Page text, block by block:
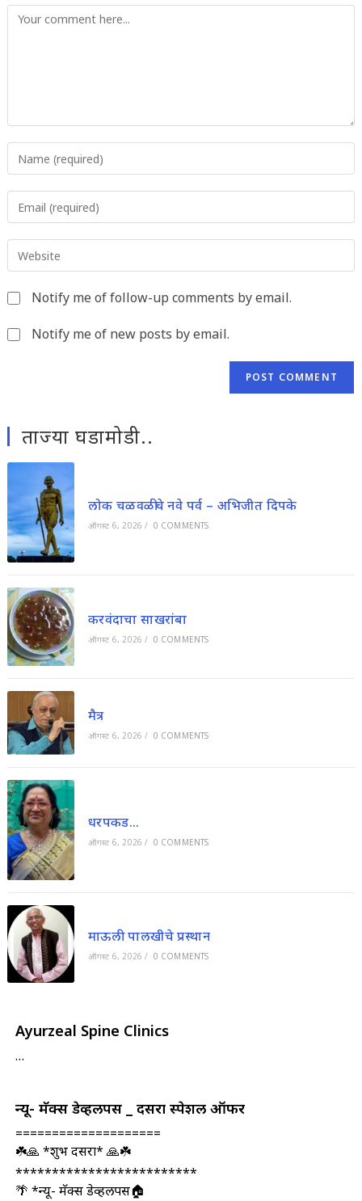
Comment
your
username
to
comment
your
address
toyour
URL
Notify me of follow-up comments by email.
Notify me of new posts by email.
ताज्या घडामोडी..
लोक चळवळीचे नवे पर्व – अभिजीत दिपके
ऑगस्ट 6, 2026 / 0 COMMENTS
करवंदाचा साखरांबा
ऑगस्ट 6, 2026 / 0 COMMENTS
मैत्र
ऑगस्ट 6, 2026 / 0 COMMENTS
धरपकड…
ऑगस्ट 6, 2026 / 0 COMMENTS
माऊली पालखीचे प्रस्थान
ऑगस्ट 6, 2026 / 0 COMMENTS
Ayurzeal Spine Clinics
…
न्यू- मॅक्स डेव्हलपर्स _ दसरा स्पेशल ऑफर
====================
☘️🙏 *शुभ दसरा* 🙏☘️
*************************
🌴 *न्यू- मॅक्स डेव्हलपर्स🏠